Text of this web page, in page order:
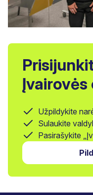
Užpildykite
Sulaukite
Pasirašykite